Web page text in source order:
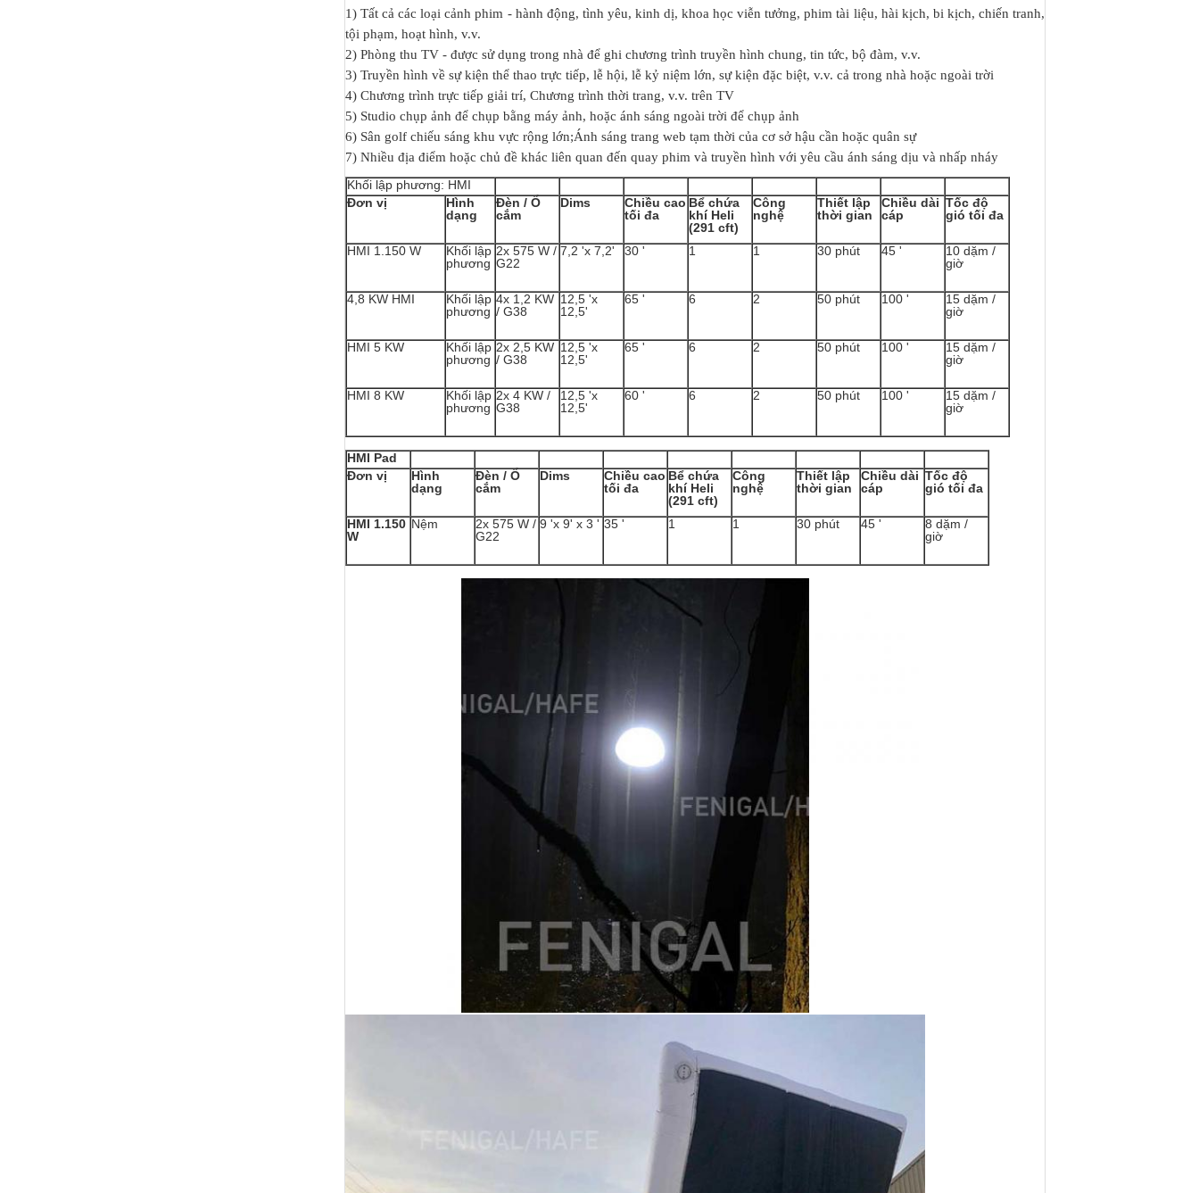
1) Tất cả các loại cảnh phim - hành động, tình yêu, kinh dị, khoa học viễn tưởng, phim tài liệu, hài kịch, bi kịch, chiến tranh,
tội phạm, hoạt hình, v.v.
2) Phòng thu TV - được sử dụng trong nhà để ghi chương trình truyền hình chung, tin tức, bộ đàm, v.v.
3) Truyền hình về sự kiện thể thao trực tiếp, lễ hội, lễ kỷ niệm lớn, sự kiện đặc biệt, v.v. cả trong nhà hoặc ngoài trời
4) Chương trình trực tiếp giải trí, Chương trình thời trang, v.v. trên TV
5) Studio chụp ảnh để chụp bằng máy ảnh, hoặc ánh sáng ngoài trời để chụp ảnh
6) Sân golf chiếu sáng khu vực rộng lớn;Ánh sáng trang web tạm thời của cơ sở hậu cần hoặc quân sự
7) Nhiều địa điểm hoặc chủ đề khác liên quan đến quay phim và truyền hình với yêu cầu ánh sáng dịu và nhấp nháy
Khối lập phương: HMI
Đơn vị
Hình
dạng
Đèn / Ổ
cắm
Dims
Chiều cao
tối đa
Bể chứa
khí Heli
(291 cft)
Công
nghệ
Thiết lập
thời gian
Chiều dài
cáp
Tốc độ
gió tối đa
HMI 1.150 W
Khối lập
phương
2x 575 W /
G22
7,2 'x 7,2' 30 ' 1 1 30 phút 45 '
10 dặm /
giờ
4,8 KW HMI
Khối lập
phương
4x 1,2 KW
/ G38
12,5 'x
12,5'
65 ' 6 2 50 phút 100 '
15 dặm /
giờ
HMI 5 KW
Khối lập
phương
2x 2,5 KW
/ G38
12,5 'x
12,5'
65 ' 6 2 50 phút 100 '
15 dặm /
giờ
HMI 8 KW
Khối lập
phương
2x 4 KW /
G38
12,5 'x
12,5'
60 ' 6 2 50 phút 100 '
15 dặm /
giờ
HMI Pad
Đơn vị
Hình
dạng
Đèn / Ổ
cắm
Dims
Chiều cao
tối đa
Bể chứa
khí Heli
(291 cft)
Công
nghệ
Thiết lập
thời gian
Chiều dài
cáp
Tốc độ
gió tối đa
HMI 1.150
W
Nệm
2x 575 W /
G22
9 'x 9' x 3 ' 35 ' 1 1 30 phút 45 '
8 dặm /
giờ